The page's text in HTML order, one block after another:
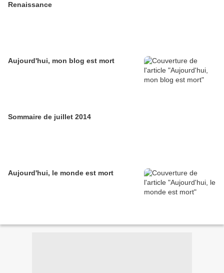
Renaissance
Aujourd'hui, mon blog est mort
Sommaire de juillet 2014
Aujourd'hui, le monde est mort